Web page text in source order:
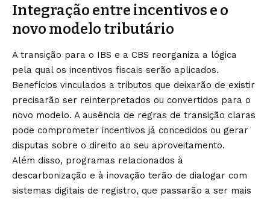
Integração entre incentivos e o
novo modelo tributário
A transição para o IBS e a CBS reorganiza a lógica
pela qual os incentivos fiscais serão aplicados.
Benefícios vinculados a tributos que deixarão de existir
precisarão ser reinterpretados ou convertidos para o
novo modelo. A ausência de regras de transição claras
pode comprometer incentivos já concedidos ou gerar
disputas sobre o direito ao seu aproveitamento.
Além disso, programas relacionados à
descarbonização e à inovação terão de dialogar com
sistemas digitais de registro, que passarão a ser mais